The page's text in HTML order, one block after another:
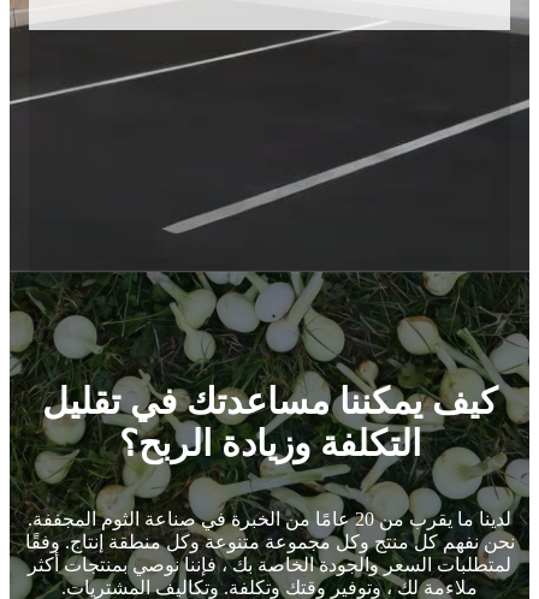
كيف يمكننا مساعدتك في تقليل
التكلفة وزيادة الربح؟
لدينا ما يقرب من 20 عامًا من الخبرة في صناعة الثوم المجففة.
نحن نفهم كل منتج وكل مجموعة متنوعة وكل منطقة إنتاج. وفقًا
لمتطلبات السعر والجودة الخاصة بك ، فإننا نوصي بمنتجات أكثر
ملاءمة لك ، وتوفير وقتك وتكلفة. وتكاليف المشتريات.